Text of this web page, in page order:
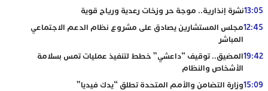
13:05نشرة إنذارية.. موجة حر وزخات رعدية ورياح قوية
12:45مجلس المستشارين يصادق على مشروع نظام الدعم الاجتماعي
المباشر
19:42المضيق.. توقيف “داعشي” خطط لتنفيذ عمليات تمس بسلامة
الأشخاص والنظام
15:09وزارة التضامن والأمم المتحدة تطلق “يدك فيديا”